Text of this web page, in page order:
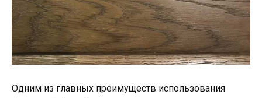
Одним из главных преимуществ использования